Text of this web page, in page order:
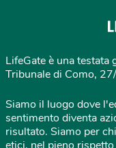
LifeGate è una
Tribunale di Como,
Siamo il luogo dove
sentimento diventa
risultato. Siamo per